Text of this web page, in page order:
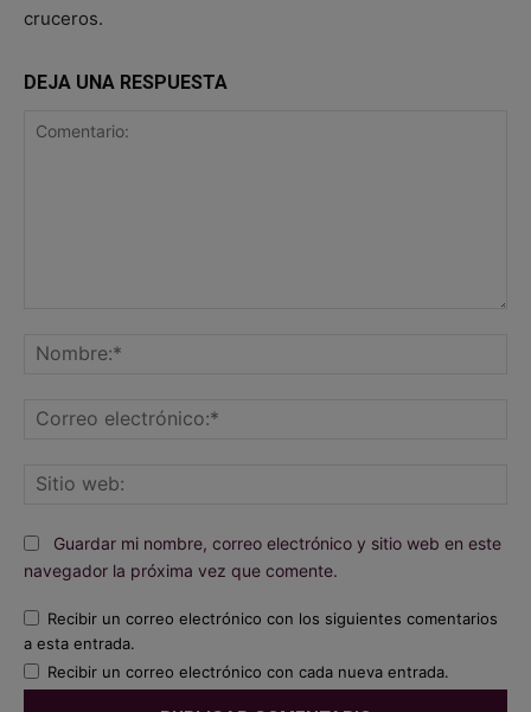
cruceros.
DEJA UNA RESPUESTA
Guardar mi nombre, correo electrónico y sitio web en este
navegador la próxima vez que comente.
Recibir un correo electrónico con los siguientes comentarios
a esta entrada.
Recibir un correo electrónico con cada nueva entrada.